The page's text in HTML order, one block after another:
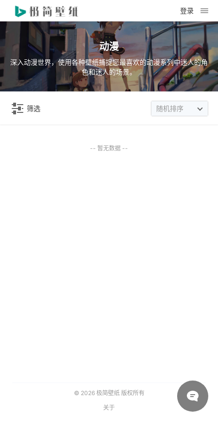
登录
动漫
深入动漫世界，使用各种壁纸捕捉您最喜欢的动漫系列中迷人的角
色和迷人的场景。
筛选 随机排序
-- 暂无数据 --
© 2026 极简壁纸版权所有
关于